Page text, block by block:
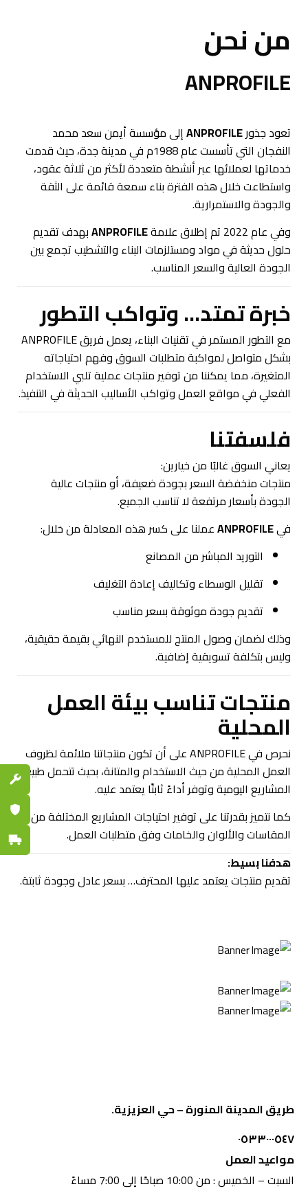
من نحن
ANPROFILE
تعود جذورANPROFILEإلى مؤسسة أيمن سعد محمد
النفجان التي تأسست عام 1988م في مدينة جدة، حيث قدمت
خدماتها لعملائها عبر أنشطة متعددة لأكثر من ثلاثة عقود،
واستطاعت خلال هذه الفترة بناء سمعة قائمة على الثقة
والجودة والاستمرارية.
وفي عام 2022 تم إطلاق علامة
ANPROFILEبهدف تقديم
حلول حديثة في مواد ومستلزمات البناء والتشطيب تجمع بين
الجودة العالية والسعر المناسب.
خبرة تمتد… وتواكب التطور
مع التطور المستمر في تقنيات البناء، يعمل فريق ANPROFILE
بشكل متواصل لمواكبة متطلبات السوق وفهم احتياجاته
المتغيرة، مما يمكننا من توفير منتجات عملية تلبي الاستخدام
الفعلي في مواقع العمل وتواكب الأساليب الحديثة في التنفيذ.
فلسفتنا
يعاني السوق غالبًا من خيارين:
منتجات منخفضة السعر بجودة ضعيفة، أو منتجات عالية
الجودة بأسعار مرتفعة لا تناسب الجميع.
فيANPROFILEعملنا على كسر هذه المعادلة من خلال:
التوريد المباشر من المصانع
تقليل الوسطاء وتكاليف إعادة التغليف
تقديم جودة موثوقة بسعر مناسب
وذلك لضمان وصول المنتج للمستخدم النهائي بقيمة حقيقية،
وليس بتكلفة تسويقية إضافية.
منتجات تناسب بيئة العمل
المحلية
نحرص في ANPROFILE على أن تكون منتجاتنا ملائمة لظروف
العمل المحلية من حيث الاستخدام والمتانة، بحيث تتحمل طبيعة
المشاريع اليومية وتوفر أداءً ثابتًا يعتمد عليه.
كما نتميز بقدرتنا على توفير احتياجات المشاريع المختلفة من
المقاسات والألوان والخامات وفق متطلبات العمل.
هدفنا بسيط:
تقديم منتجات يعتمد عليها المحترف… بسعر عادل وجودة ثابتة.
طريق المدينة المنورة – حي العزيزية.
٠٥٣٣٠٠٠٥٤٧
مواعيد العمل
السبت – الخميس : من 10:00 صباحًا إلى 7:00 مساءً
قطع
ضمان